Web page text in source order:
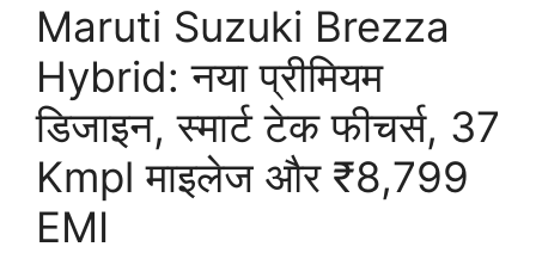
Maruti Suzuki Brezza
Hybrid: नया प्रीमियम
डिजाइन, स्मार्ट टेक फीचर्स, 37
Kmpl माइलेज और ₹8,799
EMI